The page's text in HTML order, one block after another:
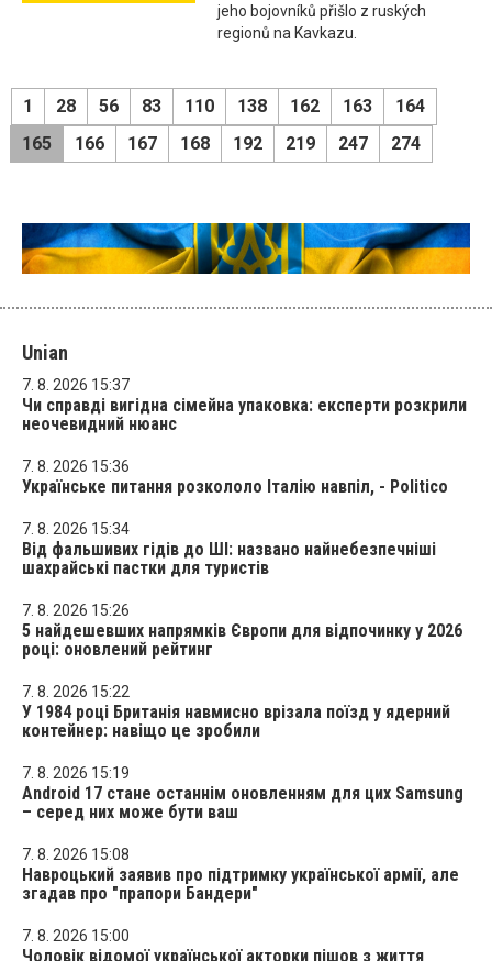
jeho bojovníků přišlo z ruských
regionů na Kavkazu.
1 28 56 83 110 138 162 163
164
165
166 167 168 192 219 247 274
Unian
7. 8. 2026 15:37
Чи справді вигідна сімейна упаковка: експерти розкрили
неочевидний нюанс
7. 8. 2026 15:36
Українське питання розкололо Італію навпіл, - Politico
7. 8. 2026 15:34
Від фальшивих гідів до ШІ: названо найнебезпечніші
шахрайські пастки для туристів
7. 8. 2026 15:26
5 найдешевших напрямків Європи для відпочинку у 2026
році: оновлений рейтинг
7. 8. 2026 15:22
У 1984 році Британія навмисно врізала поїзд у ядерний
контейнер: навіщо це зробили
7. 8. 2026 15:19
Android 17 стане останнім оновленням для цих Samsung
– серед них може бути ваш
7. 8. 2026 15:08
Навроцький заявив про підтримку української армії, але
згадав про "прапори Бандери"
7. 8. 2026 15:00
Чоловік відомої української акторки пішов з життя